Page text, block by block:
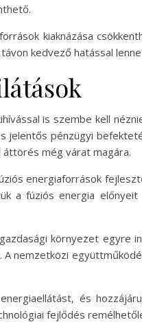
kiaknázása
kedvező hatással
is szembe kell
pénzügyi
áttörés még várat magára.
energiaforrások
a fúziós energia
környezet
nemzetközi
és
fejlődés